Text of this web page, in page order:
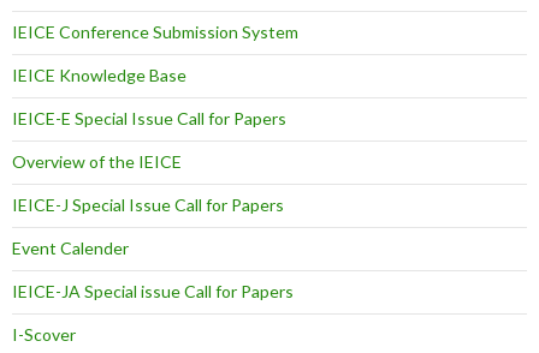
IEICE Conference Submission System
IEICE Knowledge Base
IEICE-E Special Issue Call for Papers
Overview of the IEICE
IEICE-J Special Issue Call for Papers
Event Calender
IEICE-JA Special issue Call for Papers
I-Scover